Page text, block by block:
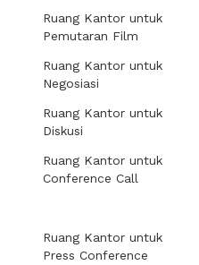
Ruang Kantor untuk
Pemutaran Film
Ruang Kantor untuk
Negosiasi
Ruang Kantor untuk
Diskusi
Ruang Kantor untuk
Conference Call
Ruang Kantor untuk
Press Conference